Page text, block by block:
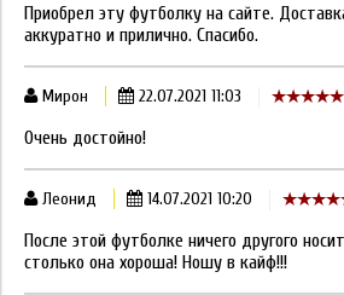
Приобрел эту футболку на сайте.
аккуратно и прилично. Спасибо.
Мирон 22.07.2021 11:03
Очень достойно!
Леонид 14.07.2021 10:20
После этой футболке ничего другого
столько она хороша! Ношу в кайф!!!